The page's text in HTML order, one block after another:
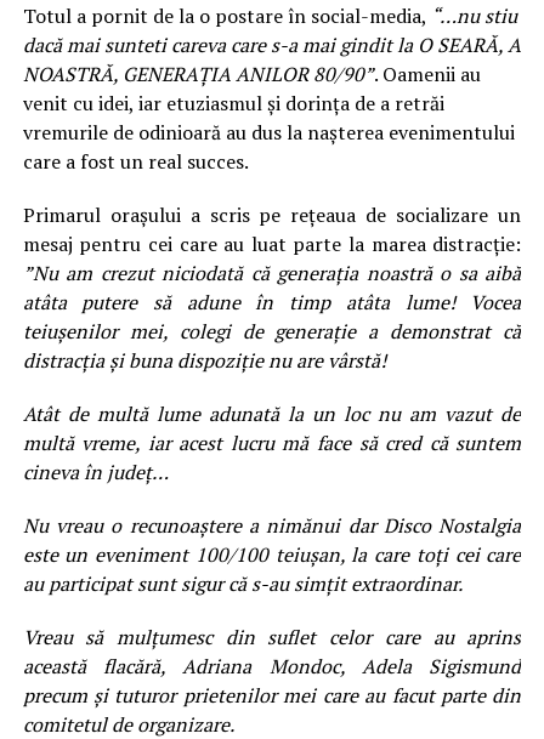
Totul a pornit de la o postare în social-media, “…nu stiu
dacă mai sunteti careva care s-a mai gindit la O SEARĂ, A
NOASTRĂ, GENERAȚIA ANILOR 80/90”. Oamenii au
venit cu idei, iar etuziasmul și dorința de a retrăi
vremurile de odinioară au dus la nașterea evenimentului
care a fost un real succes.
Primarul orașului a scris pe rețeaua de socializare un
mesaj pentru cei care au luat parte la marea distracție:
”Nu am crezut niciodată că generația noastră o sa aibă
atâta putere să adune în timp atâta lume! Vocea
teiușenilor mei, colegi de generație a demonstrat că
distracția și buna dispoziție nu are vârstă!
Atât de multă lume adunată la un loc nu am vazut de
multă vreme, iar acest lucru mă face să cred că suntem
cineva în județ…
Nu vreau o recunoaștere a nimănui dar Disco Nostalgia
este un eveniment 100/100 teiușan, la care toți cei care
au participat sunt sigur că s-au simțit extraordinar.
Vreau să mulțumesc din suflet celor care au aprins
această flacără, Adriana Mondoc, Adela Sigismund
precum și tuturor prietenilor mei care au facut parte din
comitetul de organizare.